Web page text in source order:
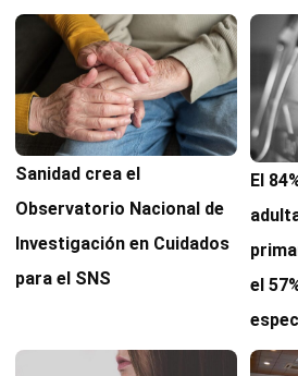
Sanidad crea el
Observatorio Nacional de
Investigación en Cuidados
para el SNS
El
el